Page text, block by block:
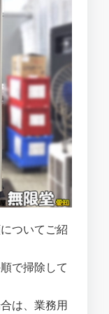
ついてご紹
で掃除して
は、業務用